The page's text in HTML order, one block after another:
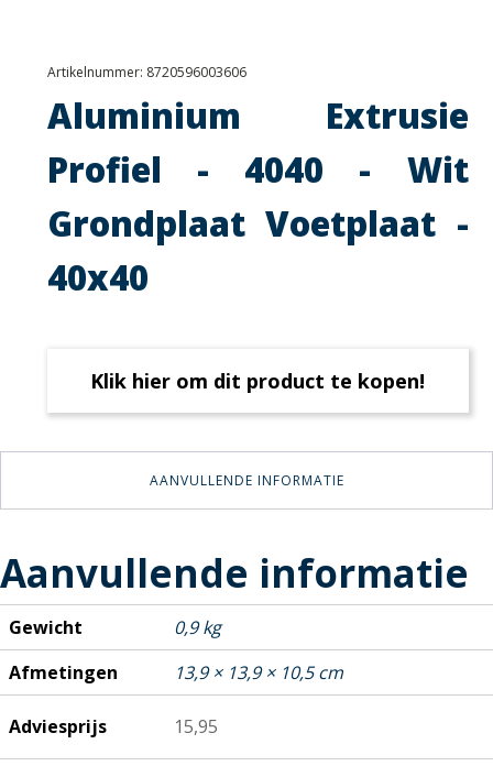
Artikelnummer: 8720596003606
Aluminium Extrusie
Profiel - 4040 - Wit
Grondplaat Voetplaat -
40x40
Klik hier om dit product te kopen!
AANVULLENDE INFORMATIE
Aanvullende informatie
Gewicht
0,9 kg
Afmetingen
13,9 × 13,9 × 10,5 cm
Adviesprijs 15,95